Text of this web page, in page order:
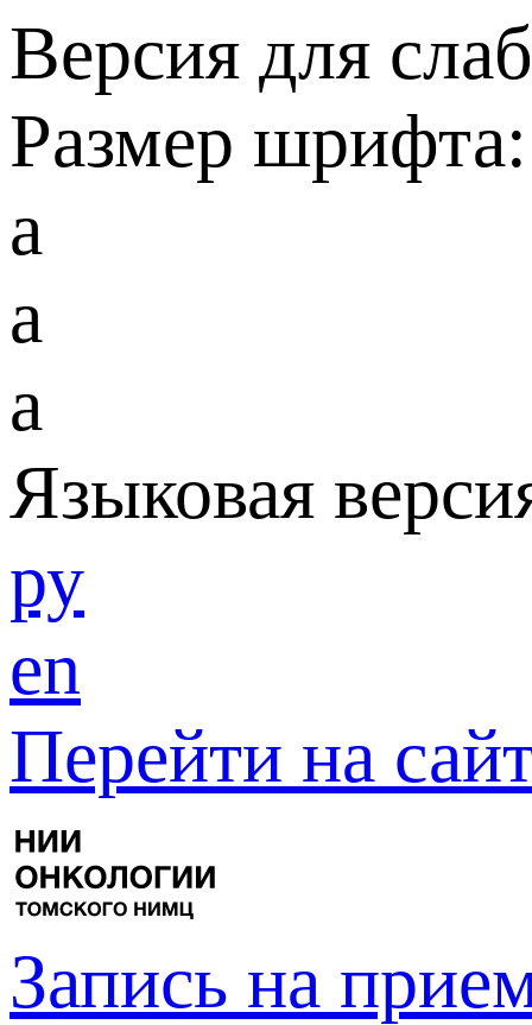
Версия для
Размер шрифта:
a
a
a
Языковая
ру
en
Перейти на
Запись на